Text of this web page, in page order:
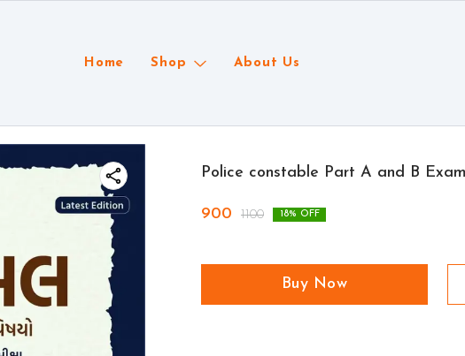
Home Shop About Us
Police constable Part A and B
900 1100 18% OFF
Buy Now